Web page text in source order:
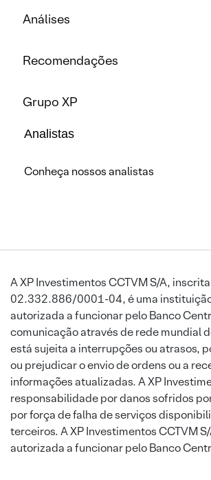
Análises
Recomendações
Grupo XP
Analistas
Conheça nossos analistas
A XP Investimentos CCTVM S/A, inscrita
02.332.886/0001-04, é uma
autorizada a funcionar pelo Banco
comunicação através de rede mundial
está sujeita a interrupções ou atrasos,
ou prejudicar o envio de ordens ou a
informações atualizadas. A XP
responsabilidade por danos sofridos
por força de falha de serviços
terceiros. A XP Investimentos CCTVM
autorizada a funcionar pelo Banco